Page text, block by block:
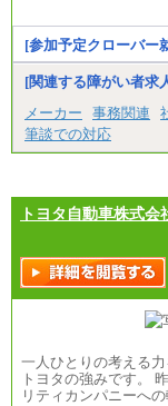
月給
基本
基づ
※試
[参加予定クローバー
[関連する障がい者求
メーカー
事務関連
筆談での対応
トヨタ自動車株式会
一人ひとりの考える
トヨタの強みです。
リティカンパニーへ